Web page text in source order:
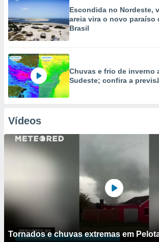
Escondida no Nordeste,
areia vira o novo paraíso
Brasil
Chuvas e frio de inverno
Sudeste; confira a
Vídeos
Tornados e chuvas extremas em